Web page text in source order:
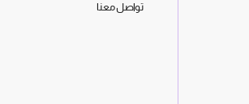
تواصل معنا